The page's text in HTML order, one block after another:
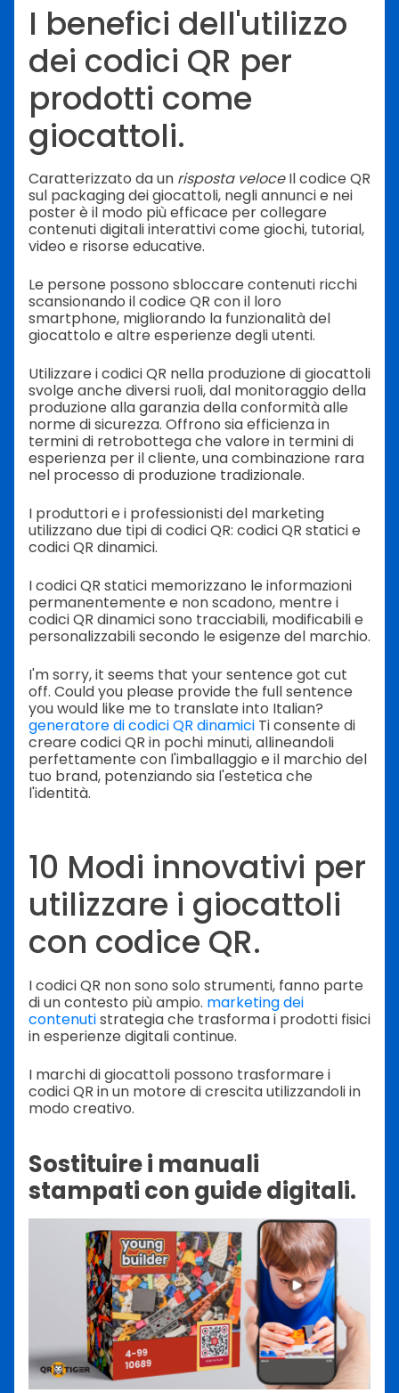
I benefici dell'utilizzo
dei codici QR per
prodotti come
giocattoli.
Caratterizzato da un risposta veloceIl codice QR
sul packaging dei giocattoli, negli annunci e nei
poster è il modo più efficace per collegare
contenuti digitali interattivi come giochi, tutorial,
video e risorse educative.
Le persone possono sbloccare contenuti ricchi
scansionando il codice QR con il loro
smartphone, migliorando la funzionalità del
giocattolo e altre esperienze degli utenti.
Utilizzare i codici QR nella produzione di giocattoli
svolge anche diversi ruoli, dal monitoraggio della
produzione alla garanzia della conformità alle
norme di sicurezza. Offrono sia efficienza in
termini di retrobottega che valore in termini di
esperienza per il cliente, una combinazione rara
nel processo di produzione tradizionale.
I produttori e i professionisti del marketing
utilizzano due tipi di codici QR: codici QR statici e
codici QR dinamici.
I codici QR statici memorizzano le informazioni
permanentemente e non scadono, mentre i
codici QR dinamici sono tracciabili, modificabili e
personalizzabili secondo le esigenze del marchio.
I'm sorry, it seems that your sentence got cut
off. Could you please provide the full sentence
you would like me to translate into Italian?
generatore di codici QR dinamici Ti consente di
creare codici QR in pochi minuti, allineandoli
perfettamente con l'imballaggio e il marchio del
tuo brand, potenziando sia l'estetica che
l'identità.
10 Modi innovativi per
utilizzare i giocattoli
con codice QR.
I codici QR non sono solo strumenti, fanno parte
di un contesto più ampio. marketing dei
contenutistrategia che trasforma i prodotti fisici
in esperienze digitali continue.
I marchi di giocattoli possono trasformare i
codici QR in un motore di crescita utilizzandoli in
modo creativo.
Sostituire i manuali
stampati con guide digitali.